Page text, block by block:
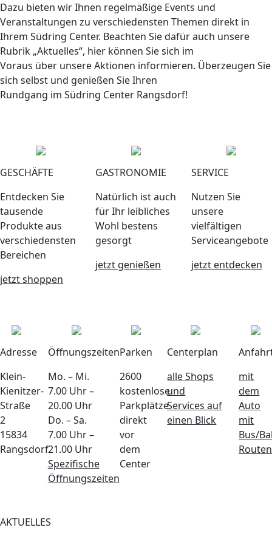
Dazu bieten wir Ihnen regelmäßige Events und
Veranstaltungen zu verschiedensten Themen direkt in
Ihrem Südring Center. Beachten Sie dafür auch unsere
Rubrik „Aktuelles“, hier können Sie sich im
Voraus über unsere Aktionen informieren. Überzeugen Sie
sich selbst und genießen Sie Ihren
Rundgang im Südring Center Rangsdorf!
GESCHÄFTE
Entdecken Sie
tausende
Produkte aus
verschiedensten
Bereichen
jetzt shoppen
GASTRONOMIE
Natürlich ist auch
für Ihr leibliches
Wohl bestens
gesorgt
jetzt genießen
SERVICE
Nutzen Sie
unsere
vielfältigen
Serviceangebote
jetzt entdecken
Adresse
Klein-
Kienitzer-
Straße
2
15834
Rangsdorf
Öffnungszeiten
Mo. – Mi.
7.00 Uhr –
20.00 Uhr
Do. – Sa.
7.00 Uhr –
21.00 Uhr
Spezifische
Öffnungszeiten
Parken
2600
kostenlose
Parkplätze
direkt
vor
dem
Center
Centerplan
alle Shops
und
Services auf
einen Blick
mit
dem
Auto
mit
Bus/
AKTUELLES